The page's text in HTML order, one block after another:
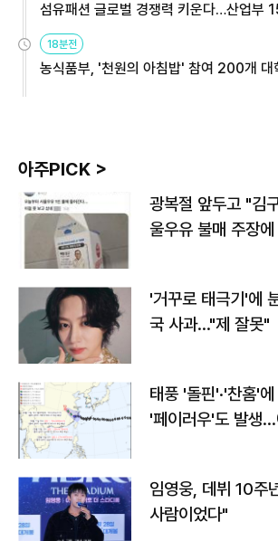
섬유패션 글로벌 경쟁력 키운다…산업부
원
18분전
농식품부, '천원의 아침밥' 참여 200개 대
아주PICK >
광복절 앞두고 "김
울우유 불매 주장
'거꾸로 태극기'에
국 사과…"제 잘못"
태풍 '돌핀'·'찬홈'
'페이러우'도 발생…
임영웅, 데뷔 10주
사람이었다"